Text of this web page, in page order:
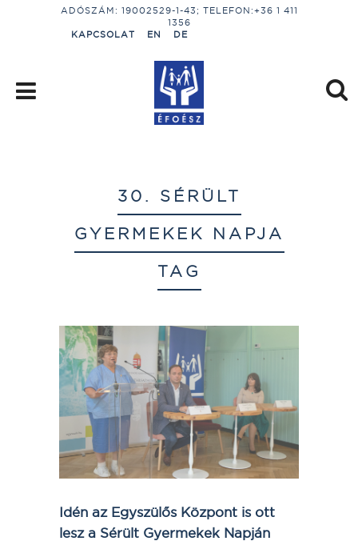
ADÓSZÁM: 19002529-1-43; TELEFON:+36 1 411
1356
KAPCSOLAT
EN DE
30. SÉRÜLT
GYERMEKEK NAPJA
TAG
Idén az Egyszülős Központ is ott
lesz a Sérült Gyermekek Napján